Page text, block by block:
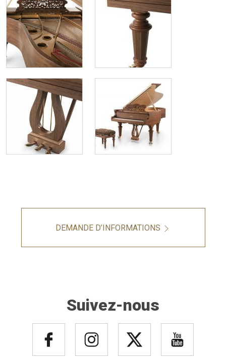
DEMANDE D’INFORMATIONS
Suivez-nous